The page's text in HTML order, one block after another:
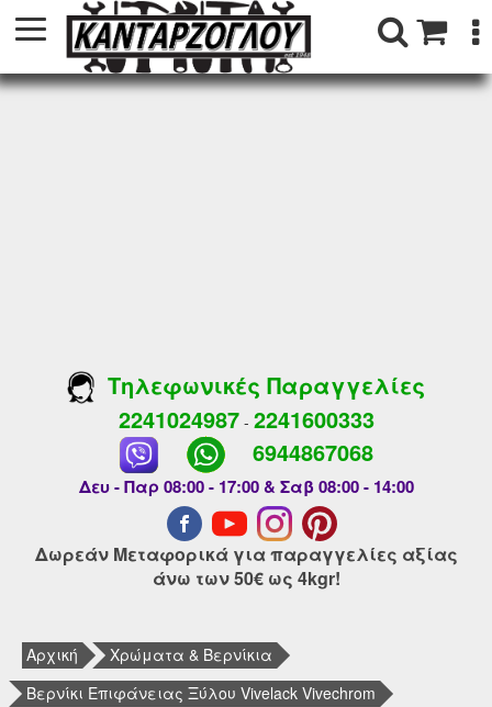
Τηλεφωνικές Παραγγελίες
2241024987- 2241600333
6944867068
Δευ - Παρ 08:00 - 17:00 & Σαβ 08:00 - 14:00
Δωρεάν Μεταφορικά για παραγγελίες αξίας
άνω των 50€ ως 4kgr!
Αρχική
Χρώματα & Βερνίκια
Βερνίκι Επιφάνειας Ξύλου Vivelack Vivechrom